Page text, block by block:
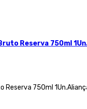
Reserva 750ml
Reserva 750ml